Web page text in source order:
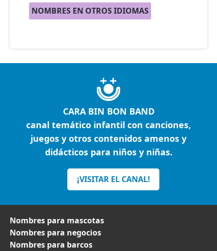
NOMBRES EN OTROS IDIOMAS
CARA BIN BON BAND
canal temático infantil con canciones,
juegos y otros contenidos amenos y
didácticos para niños y niñas.
¡VISITAR EL CANAL!
Nombres para mascotas
Nombres para negocios
Nombres para barcos